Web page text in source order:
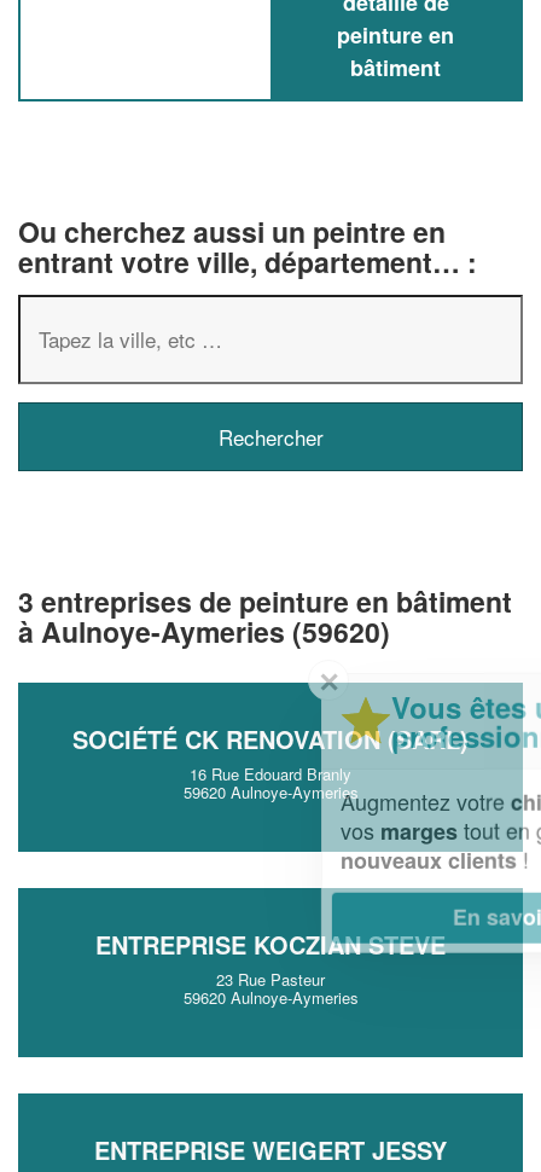
peinture en
bâtiment
Ou cherchez aussi un peintre en
entrant votre ville, département… :
3 entreprises de peinture en bâtiment
à Aulnoye-Aymeries (59620)
SOCIÉTÉ CK RENOVATION (SARL)
16 Rue Edouard Branly
59620 Aulnoye-Aymeries
ENTREPRISE KOCZIAN STEVE
23 Rue Pasteur
59620 Aulnoye-Aymeries
ENTREPRISE WEIGERT JESSY
✕
Vous êtes un
professionnel ?
Augmentez votrechiffre d'affaireset
tout en gagnant de
nouveaux clients!